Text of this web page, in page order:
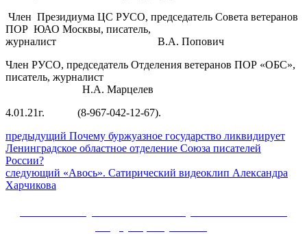
Член Президиума ЦС РУСО, председатель Совета ветеранов
ПОР ЮАО Москвы, писатель,
журналист В.А. Попович
Член РУСО, председатель Отделения ветеранов ПОР «ОБС»,
писатель, журналист
Н.А. Марцелев
4.01.21г. (8-967-042-12-67).
Навигация
по
записям
предыдущий Предыдущий
пост:
Почему буржуазное государство ликвидирует
Ленинградское областное отделение Союза писателей
России?
следующий Следующее
«Авось». Сатирический видеоклип Александра
Харчикова